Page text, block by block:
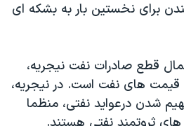
رهبری ایران
برای نخستين بار به بشکه ای
قطع صادرات نفت نيجريه،
قيمت های نفت است. در نيجريه،
شدن درعوايد نفتی، منظما